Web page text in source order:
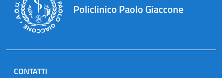
Policlinico Paolo Giaccone
CONTATTI